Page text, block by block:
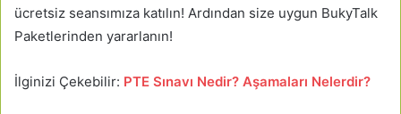
ücretsiz seansımıza katılın! Ardından size uygun BukyTalk
Paketlerinden yararlanın!
İlginizi Çekebilir: PTE Sınavı Nedir? Aşamaları Nelerdir?